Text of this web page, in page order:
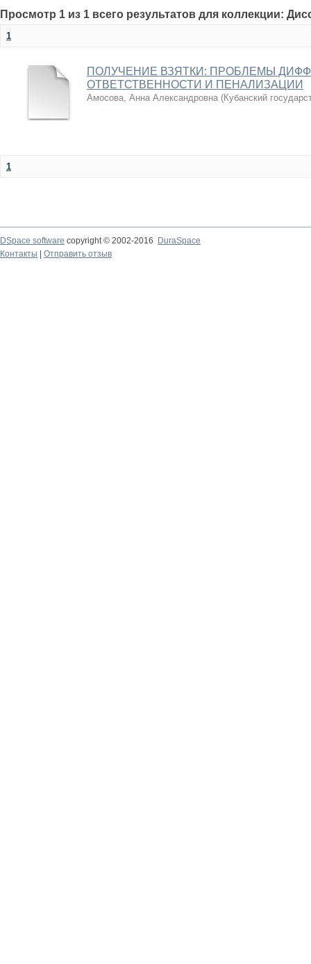
Просмотр 1 из 1 всего результатов для коллекции:
1
ПОЛУЧЕНИЕ ВЗЯТКИ: ПРОБЛЕМЫ
ОТВЕТСТВЕННОСТИ И ПЕНАЛИЗАЦИИ
Амосова, Анна Александровна (Кубанский
1
DSpace software copyright © 2002-2016
DuraSpace
Контакты
Отправить отзыв